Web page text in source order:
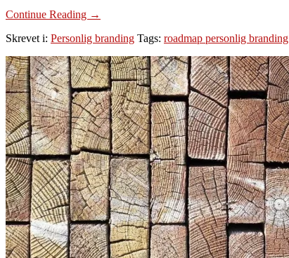
Continue Reading om
medier
styrke
dit
brand
–
men
pas
på..
→
Skrevet i: Personlig branding Tags: roadmap personlig branding